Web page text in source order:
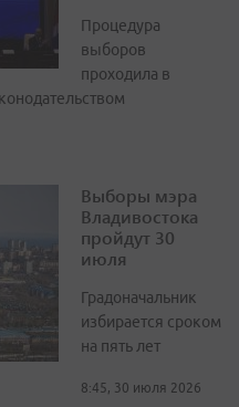
Процедура
выборов
проходила в
Выборы мэра
Владивостока
пройдут 30
июля
Градоначальник
избирается сроком
на пять лет
8:45, 30 июля 2026